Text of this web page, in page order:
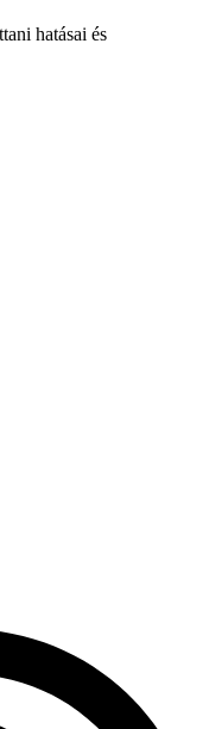
hatásai és